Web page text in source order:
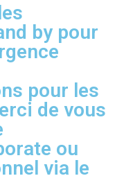
by pour
pour les
de vous
ou
via le